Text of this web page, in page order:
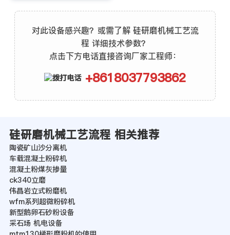
对此设备感兴趣？或需了解 硅研磨机械工艺流
程 详细技术参数？
点击下方电话直接咨询厂家工程师：
+8618037793862
硅研磨机械工艺流程 相关推荐
陶瓷矿山沙分离机
车载混凝土粉碎机
混凝土粉煤灰掺量
ck340立磨
伟晶岩立式粉磨机
wfm系列超微粉碎机
新型鹅卵石砂粉设备
采石场 机电设备